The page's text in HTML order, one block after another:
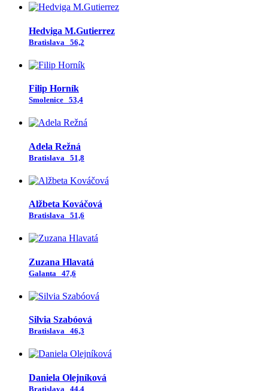
Hedviga M.Gutierrez
Bratislava 56,2
Filip Horník
Smolenice 53,4
Adela Režná
Bratislava 51,8
Alžbeta Kováčová
Bratislava 51,6
Zuzana Hlavatá
Galanta 47,6
Silvia Szabóová
Bratislava 46,3
Daniela Olejníková
Bratislava 44,4